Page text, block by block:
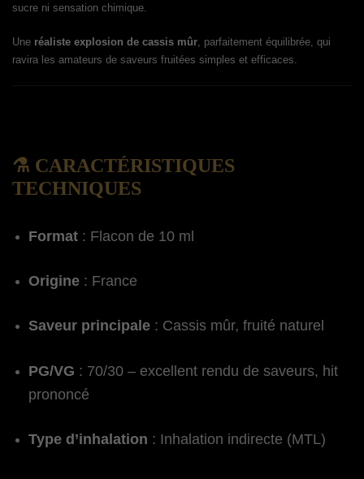
sucre ni sensation chimique.
Une réaliste explosion de cassis mûr , parfaitement équilibrée, qui
ravira les amateurs de saveurs fruitées simples et efficaces.
⚗️ CARACTÉRISTIQUES
TECHNIQUES
Format: Flacon de 10 ml
Origine: France
Saveur principale: Cassis mûr, fruité naturel
PG/VG : 70/30 – excellent rendu de saveurs, hit
prononcé
Type d’inhalation : Inhalation indirecte (MTL)